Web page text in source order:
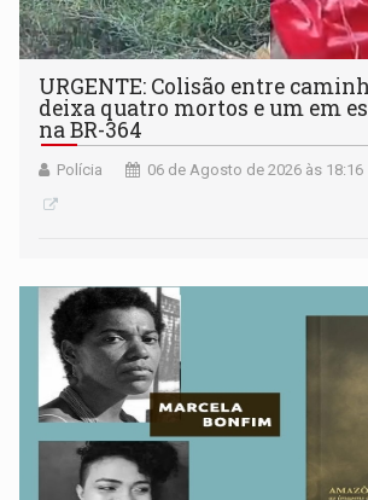
URGENTE: Colisão entre
deixa quatro mortos e um em
na BR-364
Polícia 06 de Agosto de 2026 às 18:16